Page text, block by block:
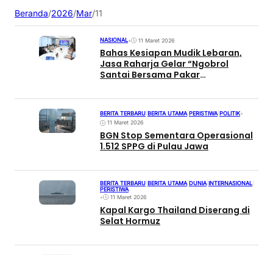
Beranda/2026/Mar/11
NASIONAL• 11 Maret 2026
Bahas Kesiapan Mudik Lebaran,
Jasa Raharja Gelar “Ngobrol
Santai Bersama Pakar
BERITA TERBARU BERITA UTAMA PERISTIWA POLITIK•
11 Maret 2026
BGN Stop Sementara Operasional
1.512 SPPG di Pulau Jawa
BERITA TERBARU BERITA UTAMA|DUNIA|INTERNASIONAL
PERISTIWA
•
11 Maret 2026
Kapal Kargo Thailand Diserang di
Selat Hormuz